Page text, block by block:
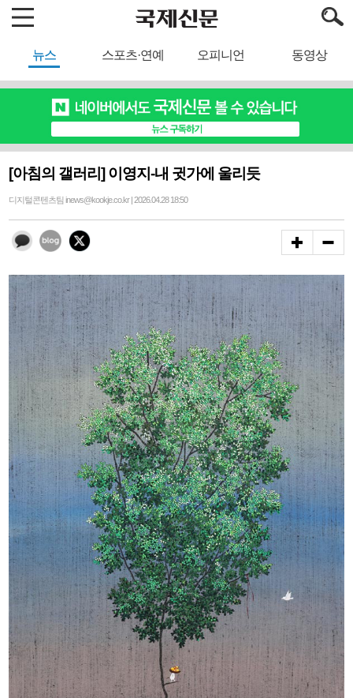
뉴스 스포츠·연예 오피니언 동영상
[아침의 갤러리] 이영지-내 귓가에 울리듯
디지털콘텐츠팀 inews@kookje.co.kr | 2026.04.28 18:50